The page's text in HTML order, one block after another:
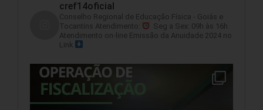
cref14oficial
Conselho Regional de Educação Física - Goiás e
Tocantins Atendimento:
Seg a Sex: 09h às 16h
Atendimento on-line Emissão da Anuidade 2024 no
Link